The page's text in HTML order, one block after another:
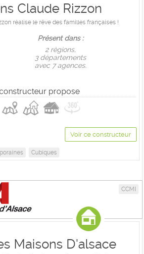
Claude Rizzon
réalise le rêve des familles françaises !
Présent dans :
2 règions,
3 départements
avec 7 agences.
propose
Voir ce constructeur
Cubiques
CCMI
Maisons D'alsace